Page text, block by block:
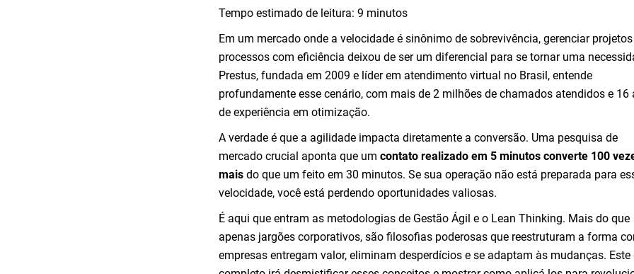
Tempo estimado de leitura:9 minutos
Em um mercado onde a velocidade é sinônimo de sobrevivência, gerenciar
processos com eficiência deixou de ser um diferencial para se tornar uma
Prestus, fundada em 2009 e líder em atendimento virtual no Brasil, entende
profundamente esse cenário, com mais de 2 milhões de chamados atendidos e 16
de experiência em otimização.
A verdade é que a agilidade impacta diretamente a conversão. Uma pesquisa de
mercado crucial aponta que umcontato realizado em 5 minutos converte 100
mais do que um feito em 30 minutos. Se sua operação não está preparada para
velocidade, você está perdendo oportunidades valiosas.
É aqui que entram as metodologias de Gestão Ágil e o Lean Thinking. Mais do que
apenas jargões corporativos, são filosofias poderosas que reestruturam a forma
empresas entregam valor, eliminam desperdícios e se adaptam às mudanças. Este